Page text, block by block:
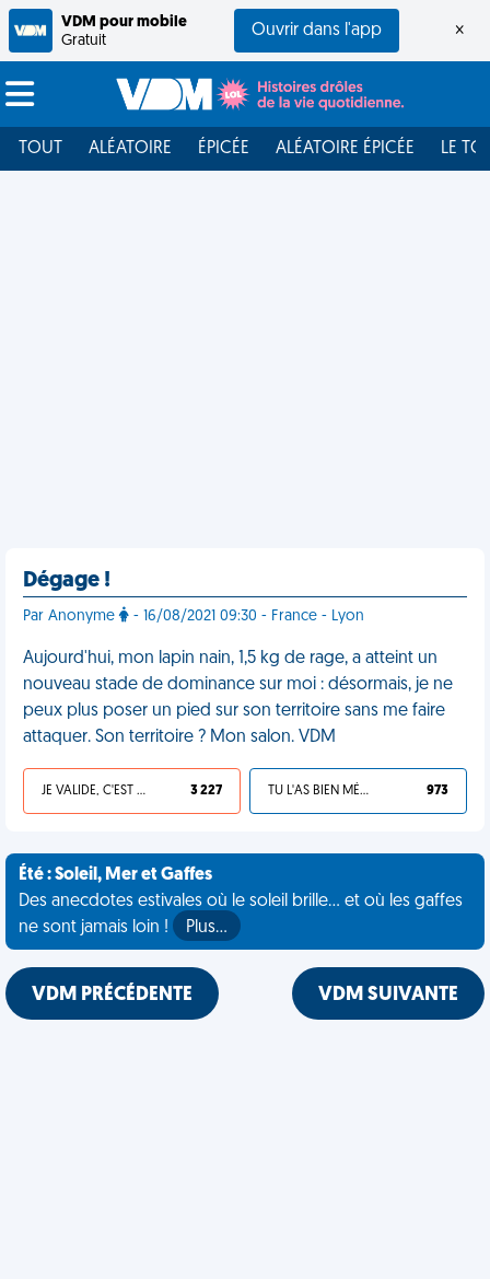
VDM pour mobile
Gratuit
Ouvrir dans l'app ×
TOUT ALÉATOIRE ÉPICÉE ALÉATOIRE ÉPICÉE LE
Dégage !
Par Anonyme - 16/08/2021 09:30 - France - Lyon
Aujourd'hui, mon lapin nain, 1,5 kg de rage, a atteint un
nouveau stade de dominance sur moi : désormais, je ne
peux plus poser un pied sur son territoire sans me faire
attaquer. Son territoire ? Mon salon. VDM
JE VALIDE, C'EST UNE VDM 3 227 TU L'AS BIEN MÉRITÉ 973
Été : Soleil, Mer et Gaffes
Des anecdotes estivales où le soleil brille... et où les gaffes
ne sont jamais loin !
Plus…
VDM PRÉCÉDENTE VDM SUIVANTE